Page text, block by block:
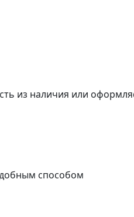
из наличия или
способом